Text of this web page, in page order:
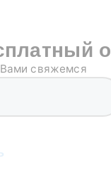
свяжемся